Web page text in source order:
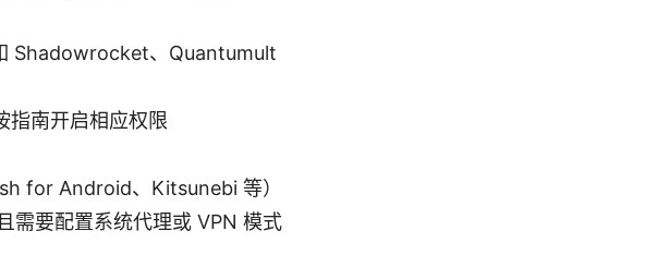
Shadowrocket、Quantumult
指南开启相应权限
for Android、Kitsunebi 等）
需要配置系统代理或 VPN 模式